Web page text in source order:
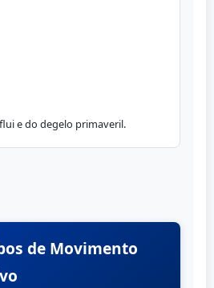
e do degelo primaveril.
de Movimento